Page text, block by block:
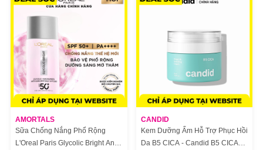
AMORTALS
Sữa Chống Nắng Phổ Rộng
L'Oreal Paris Glycolic Bright Anti
CANDID
Kem Dưỡng Ẩm Hỗ Trợ Phục Hồi
Da B5 CICA - Candid B5 CICA